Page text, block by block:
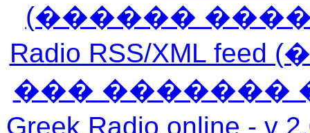
(������
Radio RSS/XML
��� �������
Greek Radio